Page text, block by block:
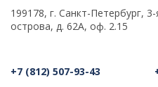
199178, г. Санкт-Петербург,
острова, д. 62А, оф. 2.15
+7 (812) 507-93-43